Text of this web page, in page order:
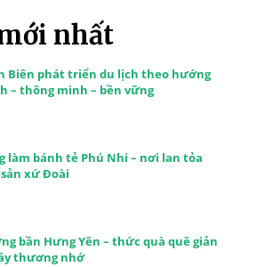
nhất
Biên phát triển du lịch theo hướng
– thông minh – bền vững
làm bánh tẻ Phú Nhi – nơi lan tỏa
xứ Đoài
bần Hưng Yên – thức quà quê giản
thương nhớ